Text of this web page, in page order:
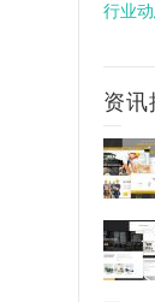
行业
资讯